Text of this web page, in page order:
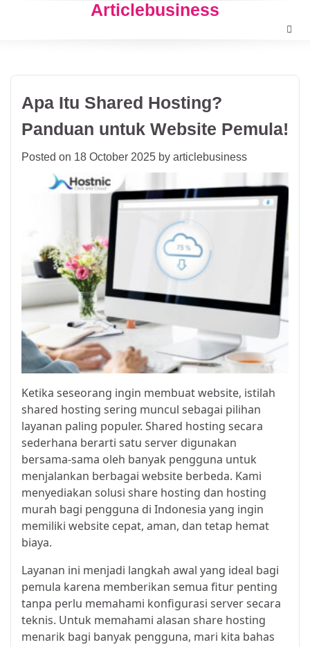
Articlebusiness
Apa Itu Shared Hosting?
Panduan untuk Website Pemula!
Posted on 18 October 2025 by articlebusiness
Ketika seseorang ingin membuat website, istilah
shared hosting sering muncul sebagai pilihan
layanan paling populer. Shared hosting secara
sederhana berarti satu server digunakan
bersama-sama oleh banyak pengguna untuk
menjalankan berbagai website berbeda. Kami
menyediakan solusi share hosting dan hosting
murah bagi pengguna di Indonesia yang ingin
memiliki website cepat, aman, dan tetap hemat
biaya.
Layanan ini menjadi langkah awal yang ideal bagi
pemula karena memberikan semua fitur penting
tanpa perlu memahami konfigurasi server secara
teknis. Untuk memahami alasan share hosting
menarik bagi banyak pengguna, mari kita bahas